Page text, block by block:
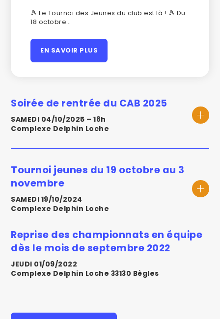
🎾Le Tournoi des Jeunes du club est là ! 🎾 Du
18 octobre…
EN SAVOIR PLUS
Soirée de rentrée du CAB 2025
SAMEDI 04/10/2025 –18h
Complexe Delphin Loche
Tournoi jeunes du 19 octobre au 3
novembre
SAMEDI 19/10/2024
Complexe Delphin Loche
Reprise des championnats en équipe
dès le mois de septembre 2022
JEUDI 01/09/2022
Complexe Delphin Loche 33130 Bègles